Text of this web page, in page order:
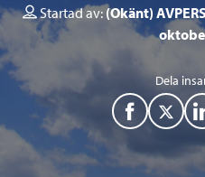
Startad av: (Okänt)
Dela
F
a
T
w